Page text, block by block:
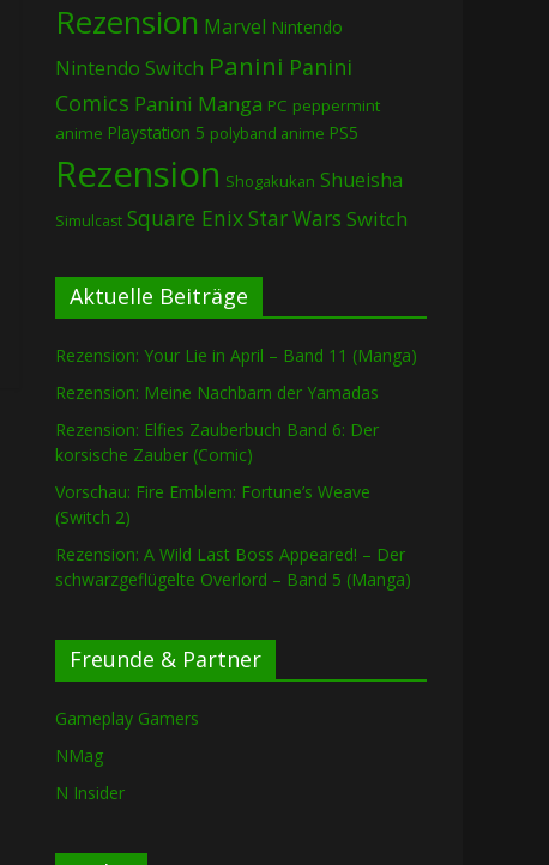
Rezension Marvel Nintendo
Nintendo Switch Panini Panini
Comics Panini Manga PC peppermint
anime Playstation 5 polyband anime PS5
Rezension Shogakukan Shueisha
Simulcast Square EnixStar Wars Switch
Aktuelle Beiträge
Rezension: Your Lie in April – Band 11 (Manga)
Rezension: Meine Nachbarn der Yamadas
Rezension: Elfies Zauberbuch Band 6: Der
korsische Zauber (Comic)
Vorschau: Fire Emblem: Fortune’s Weave
(Switch 2)
Rezension: A Wild Last Boss Appeared! – Der
schwarzgeflügelte Overlord – Band 5 (Manga)
Freunde & Partner
Gameplay Gamers
NMag
N Insider